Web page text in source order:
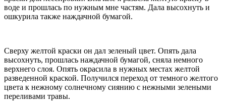
воде и прошлась по нужным мне частям. Дала высохнуть и
ошкурила также наждачной бумагой.
Сверху желтой краски он дал зеленый цвет. Опять дала
высохнуть, прошлась наждачной бумагой, сняла немного
верхнего слоя. Опять окрасила в нужных местах желтой
разведенной краской. Получился переход от темного желтого
цвета к нежному солнечному сиянию с нежными зелеными
переливами травы.